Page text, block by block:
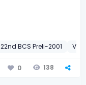
22nd BCS Preli-2001
0 138